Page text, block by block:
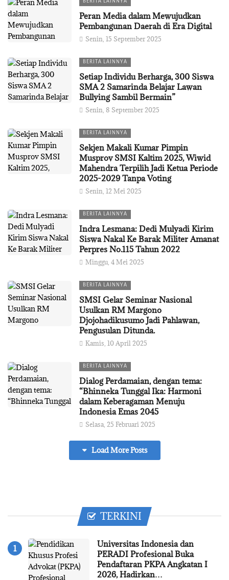
Peran Media dalam Mewujudkan
Pembangunan Daerah di Era Digital
Senin, 15 September 2025
BERITA LAINNYA
Setiap Individu Berharga, 300 Siswa
SMA 2 Samarinda Belajar Lawan
Bullying Sambil Bermain”
Senin, 8 September 2025
BERITA LAINNYA
Sekjen Makali Kumar Pimpin
Musprov SMSI Kaltim 2025, Wiwid
Mahendra Terpilih Jadi Ketua Periode
2025-2029 Tanpa Voting
Senin, 12 Mei 2025
BERITA LAINNYA
Indra Lesmana: Dedi Mulyadi Kirim
Siswa Nakal Ke Barak Militer Amanat
Perpres No.115 Tahun 2022
Minggu, 4 Mei 2025
BERITA LAINNYA
SMSI Gelar Seminar Nasional
Usulkan RM Margono
Djojohadikusumo Jadi Pahlawan,
Pengusulan Ditunda.
Kamis, 10 April 2025
BERITA LAINNYA
Dialog Perdamaian, dengan tema:
“Bhinneka Tunggal Ika: Harmoni
dalam Keberagaman Menuju
Indonesia Emas 2045
Selasa, 25 Februari 2025
Load More Posts
TERKINI
Universitas Indonesia dan
PERADI Profesional Buka
Pendaftaran PKPA Angkatan I
2026, Hadirkan…